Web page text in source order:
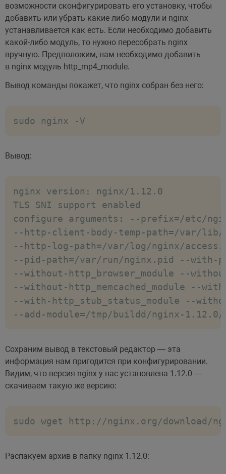
возможности сконфигурировать его установку, чтобы
добавить или убрать какие-либо модули и nginx
устанавливается как есть. Если необходимо добавить
какой-либо модуль, то нужно пересобрать nginx
вручную. Предположим, нам необходимо добавить
в nginx модуль http_mp4_module.
Вывод команды покажет, что nginx собран без него:
sudo nginx -V
Вывод:
nginx version: nginx/1.12.0
TLS SNI support enabled
configure arguments: --prefix=/etc/
--http-client-body-temp-path=/var/
--http-log-path=/var/log/nginx/
--pid-path=/var/run/nginx.pid --with-
--without-http_browser_module --
--without-http_memcached_module --
--with-http_stub_status_module --
--add-module=/tmp/buildd/nginx-1.12.0/
Сохраним вывод в текстовый редактор — эта
информация нам пригодится при конфигурировании.
Видим, что версия nginx у нас установлена 1.12.0 —
скачиваем такую же версию:
sudo wget http://nginx.org/download/
Распакуем архив в папку nginx-1.12.0: